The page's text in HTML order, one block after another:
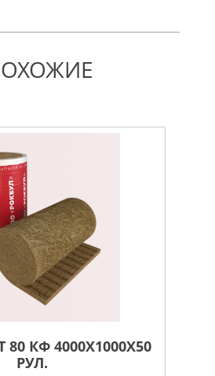
КФ 4000X1000X50
РУЛ.